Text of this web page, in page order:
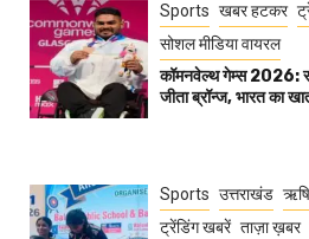
Sports खबर हटकर
सोशल मीडिया वायरल
कॉमनवेल्थ गेम्स 2026:
जीता ब्रॉन्ज, भारत का
Sports उत्तराखंड
ट्रेंडिंग खबरें ताज़ा ख़बर